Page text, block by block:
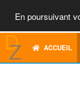
En poursuivant
ACCUEIL